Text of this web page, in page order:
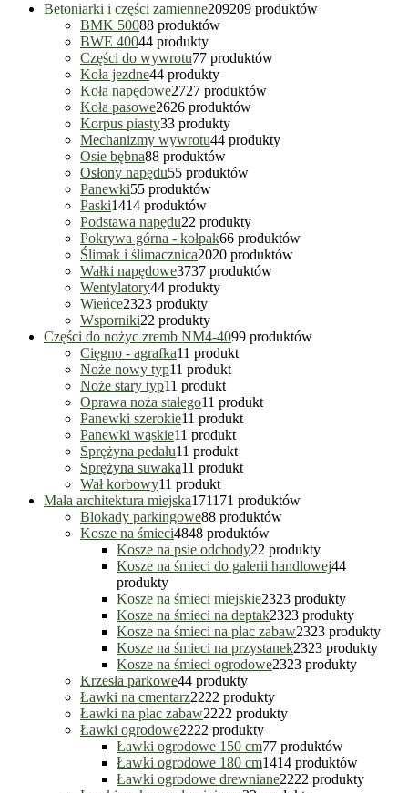
Betoniarki i części zamienne209209 produktów
BMK 50088 produktów
BWE 40044 produkty
Części do wywrotu77 produktów
Koła jezdne44 produkty
Koła napędowe2727 produktów
Koła pasowe2626 produktów
Korpus piasty33 produkty
Mechanizmy wywrotu44 produkty
Osie bębna88 produktów
Osłony napędu55 produktów
Panewki55 produktów
Paski1414 produktów
Podstawa napędu22 produkty
Pokrywa górna - kołpak66 produktów
Ślimak i ślimacznica2020 produktów
Wałki napędowe3737 produktów
Wentylatory44 produkty
Wieńce2323 produkty
Wsporniki22 produkty
Części do nożyc zremb NM4-4099 produktów
Cięgno - agrafka11 produkt
Noże nowy typ11 produkt
Noże stary typ11 produkt
Oprawa noża stałego11 produkt
Panewki szerokie11 produkt
Panewki wąskie11 produkt
Sprężyna pedału11 produkt
Sprężyna suwaka11 produkt
Wał korbowy11 produkt
Mała architektura miejska171171 produktów
Blokady parkingowe88 produktów
Kosze na śmieci4848 produktów
Kosze na psie odchody22 produkty
Kosze na śmieci do galerii handlowej44
produkty
Kosze na śmieci miejskie2323 produkty
Kosze na śmieci na deptak2323 produkty
Kosze na śmieci na plac zabaw2323 produkty
Kosze na śmieci na przystanek2323 produkty
Kosze na śmieci ogrodowe2323 produkty
Krzesła parkowe44 produkty
Ławki na cmentarz2222 produkty
Ławki na plac zabaw2222 produkty
Ławki ogrodowe2222 produkty
Ławki ogrodowe 150 cm77 produktów
Ławki ogrodowe 180 cm1414 produktów
Ławki ogrodowe drewniane2222 produkty